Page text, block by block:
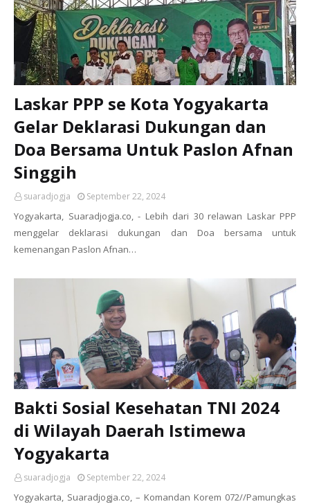
Laskar PPP se Kota Yogyakarta
Gelar Deklarasi Dukungan dan
Doa Bersama Untuk Paslon Afnan
Singgih
suaradjogja September 22, 2024
Yogyakarta, Suaradjogja.co, - Lebih dari 30 relawan Laskar PPP
menggelar deklarasi dukungan dan Doa bersama untuk
kemenangan Paslon Afnan…
Bakti Sosial Kesehatan TNI 2024
di Wilayah Daerah Istimewa
Yogyakarta
suaradjogja September 22, 2024
Yogyakarta, Suaradjogja.co, – Komandan Korem 072//Pamungkas